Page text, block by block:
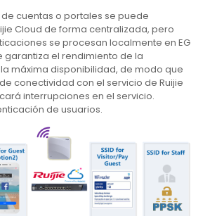
cuentas o portales se puede
Cloud de forma centralizada, pero
se procesan localmente en EG
garantiza el rendimiento de la
máxima disponibilidad, de modo que
conectividad con el servicio de Ruijie
interrupciones en el servicio.
de usuarios.